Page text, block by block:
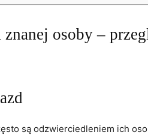
osoby –
​są⁢ odzwierciedleniem ⁣ich